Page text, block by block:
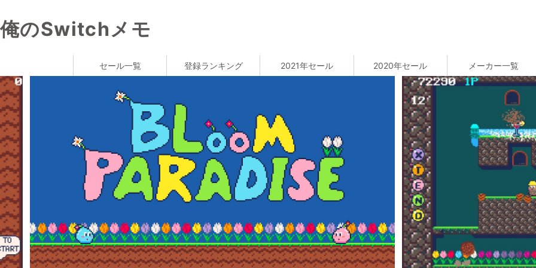
俺のSwitchメモ
セール一覧 登録ランキング 2021年セール 2020年セール メーカー一覧